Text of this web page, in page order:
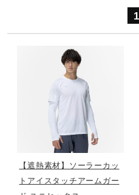
サッカー／フットサ
トレーニング
野球
1
【遮熱素材】ソーラーカッ
トアイスタッチアームガー